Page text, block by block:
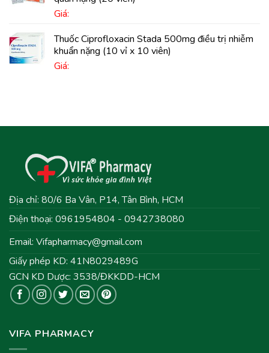
Giá:
Thuốc Ciprofloxacin Stada 500mg điều trị nhiễm
khuẩn nặng (10 vỉ x 10 viên)
Giá:
Địa chỉ: 80/6 Ba Vân, P14, Tân Bình, HCM
Điện thoại: 0961954804 - 0942738080
Email: Vifapharmacy@gmail.com
Giấy phép KD: 41N8029489G
GCN KD Dược: 3538/ĐKKDD-HCM
VIFA PHARMACY